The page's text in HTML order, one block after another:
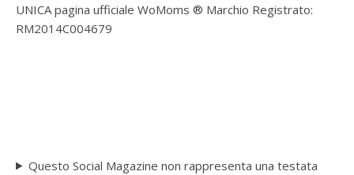
UNICA pagina ufficiale WoMoms ® Marchio Registrato:
RM2014C004679
Questo Social Magazine non rappresenta una testata